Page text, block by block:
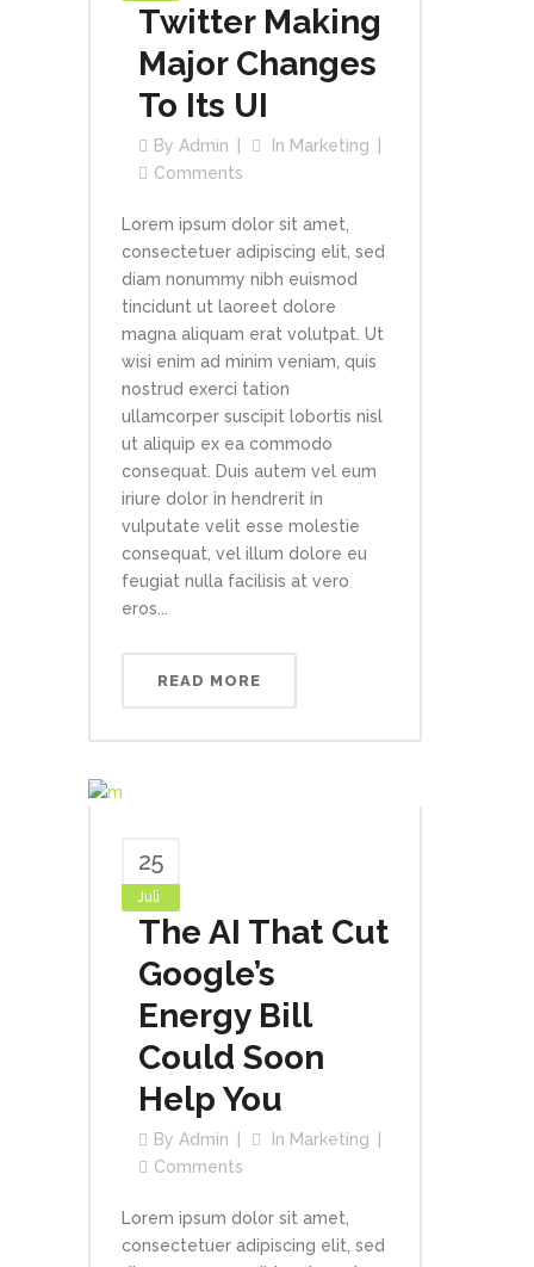
Twitter Making
Major Changes
To Its UI
By Admin In Marketing
Comments
Lorem ipsum dolor sit amet,
consectetuer adipiscing elit, sed
diam nonummy nibh euismod
tincidunt ut laoreet dolore
magna aliquam erat volutpat. Ut
wisi enim ad minim veniam, quis
nostrud exerci tation
ullamcorper suscipit lobortis nisl
ut aliquip ex ea commodo
consequat. Duis autem vel eum
iriure dolor in hendrerit in
vulputate velit esse molestie
consequat, vel illum dolore eu
feugiat nulla facilisis at vero
eros...
READ MORE
25
Juli
The AI That Cut
Google’s
Energy Bill
Could Soon
Help You
By Admin In Marketing
Comments
Lorem ipsum dolor sit amet,
consectetuer adipiscing elit, sed